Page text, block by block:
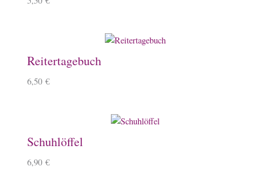
Reitertagebuch
6,50 €
Schuhlöffel
6,90 €